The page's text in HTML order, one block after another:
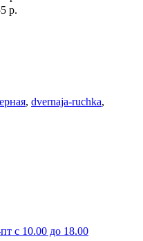
р.
, dvernaja-ruchka,
с 10.00 до 18.00